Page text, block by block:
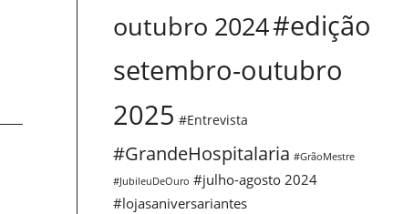
outubro 2024#edição
setembro-outubro
2025 #Entrevista
#GrandeHospitalaria #GrãoMestre
#JubileuDeOuro #julho-agosto 2024
#lojasaniversariantes